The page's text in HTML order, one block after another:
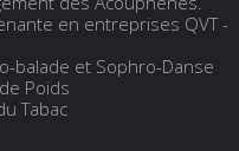
en entreprises QVT -
balade et Sophro-Danse
Poids
Tabac